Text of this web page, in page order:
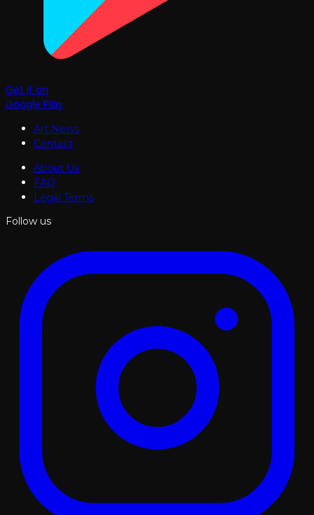
Get it on
Google Play
Art News
Contact
About Us
FAQ
Legal Terms
Follow us